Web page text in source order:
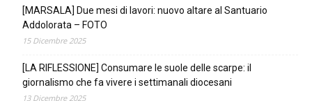
[MARSALA] Due mesi di lavori: nuovo altare al Santuario
Addolorata – FOTO
15 Dicembre 2025
[LA RIFLESSIONE] Consumare le suole delle scarpe: il
giornalismo che fa vivere i settimanali diocesani
13 Dicembre 2025